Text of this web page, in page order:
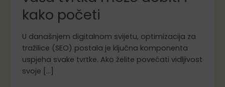
kako početi
U današnjem digitalnom svijetu, optimizacija za
tražilice (SEO) postala je ključna komponenta
uspjeha svake tvrtke. Ako želite povećati vidljivost
svoje […]